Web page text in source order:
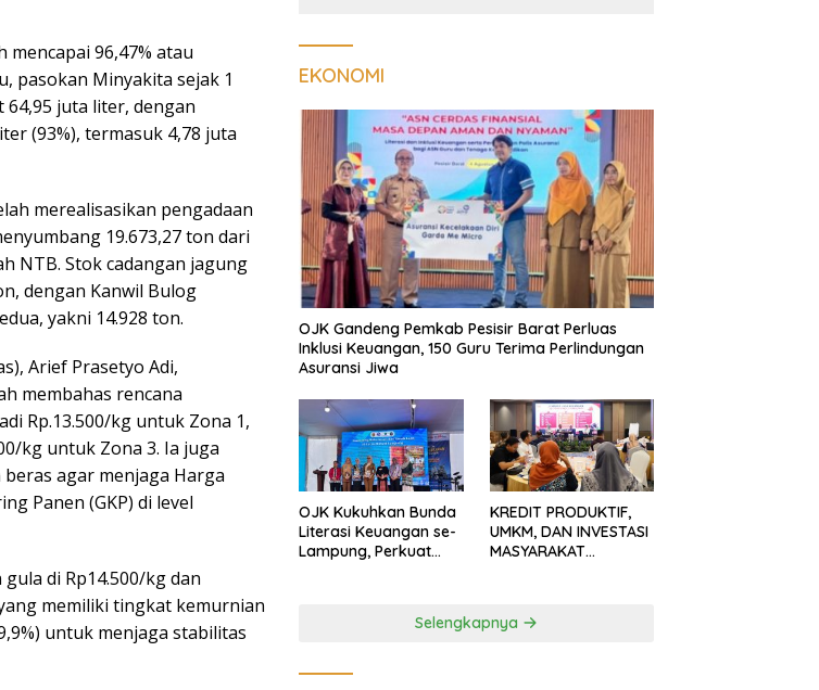
96,47% atau
pasokan Minyakita sejak 1
64,95 juta liter, dengan
(93%), termasuk 4,78 juta
merealisasikan pengadaan
19.673,27 ton dari
NTB. Stok cadangan jagung
dengan Kanwil Bulog
yakni 14.928 ton.
Arief Prasetyo Adi,
membahas rencana
Rp.13.500/kg untuk Zona 1,
kg untuk Zona 3. Ia juga
agar menjaga Harga
Panen (GKP) di level
di Rp14.500/kg dan
memiliki tingkat kemurnian
untuk menjaga stabilitas
EKONOMI
OJK Gandeng Pemkab Pesisir Barat Perluas
Inklusi Keuangan, 150 Guru Terima Perlindungan
Asuransi Jiwa
OJK Kukuhkan Bunda
Literasi Keuangan se-
Lampung, Perkuat
KREDIT PRODUKTIF,
UMKM, DAN INVESTASI
MASYARAKAT
Selengkapnya